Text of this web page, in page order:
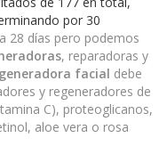
por 30
28 días pero podemos
, reparadoras y
facial debe
y regeneradores de
C), proteoglicanos,
aloe vera o rosa